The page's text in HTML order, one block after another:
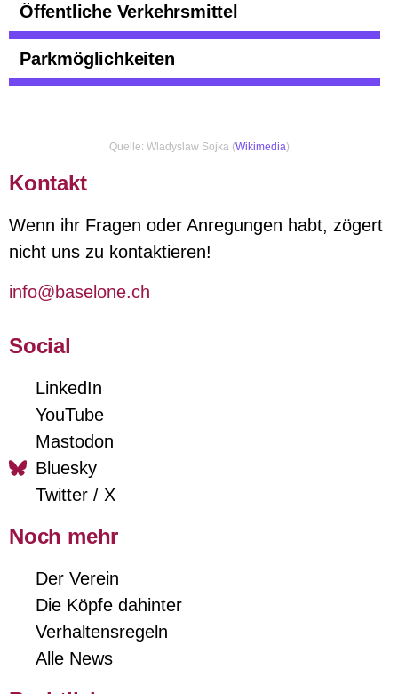
Öffentliche Verkehrsmittel
Parkmöglichkeiten
Quelle: Wladyslaw Sojka (Wikimedia)
Kontakt
Wenn ihr Fragen oder Anregungen habt, zögert
nicht uns zu kontaktieren!
info@baselone.ch
Social
LinkedIn
YouTube
Mastodon
Bluesky
Twitter / X
Noch mehr
Der Verein
Die Köpfe dahinter
Verhaltensregeln
Alle News